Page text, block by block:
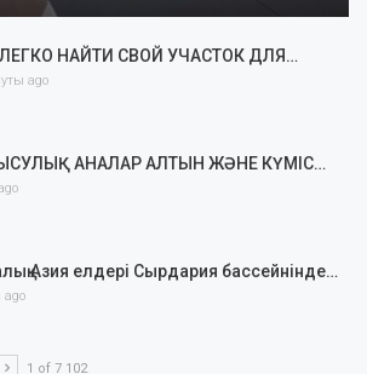
НАЙТИ СВОЙ УЧАСТОК ДЛЯ…
ago
АНАЛАР АЛТЫН ЖӘНЕ КҮМІС…
Азия елдері Сырдария бассейнінде…
ago
1 of 7 102